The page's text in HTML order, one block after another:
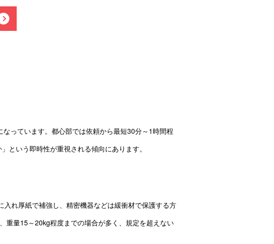
っています。都心部では依頼から最短30分～1時間程
という即時性が重視される傾向にあります。
れ厚紙で補強し、精密機器などは緩衝材で保護する方
重量15～20kg程度までの場合が多く、規定を超えない